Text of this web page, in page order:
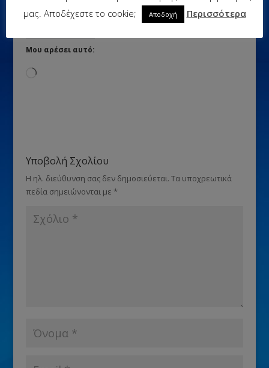
Μου αρέσει αυτό:
Loading…
Υποβολή Σχολίου
Η ηλ. διεύθυνση σας δεν δημοσιεύεται. Τα υποχρεωτικά
πεδία σημειώνονται με *
μας. Αποδέχεστε το cookie;
Αποδοχή Περισσότερα